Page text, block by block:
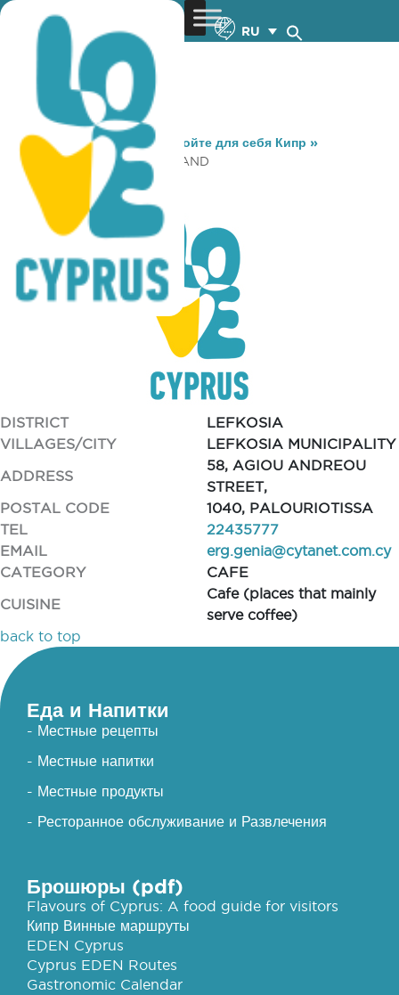
RU
You are here: Home »Откройте для себя Кипр »
Gastronomy
» COFFEE ISLAND
COFFEE ISLAND
DISTRICT
LEFKOSIA
VILLAGES/CITY
LEFKOSIA MUNICIPALITY
ADDRESS
58, AGIOU ANDREOU
STREET,
POSTAL CODE
1040, PALOURIOTISSA
TEL
22435777
EMAIL
erg.genia@cytanet.com.cy
CATEGORY
CAFE
CUISINE
Cafe (places that mainly
serve coffee)
back to top
Еда и Напитки
- Местные рецепты
- Местные напитки
- Местные продукты
- Ресторанное обслуживание и Развлечения
Брошюры (pdf)
Flavours of Cyprus: A food guide for visitors
Кипр Винные маршруты
EDEN Cyprus
Cyprus EDEN Routes
Gastronomic Calendar